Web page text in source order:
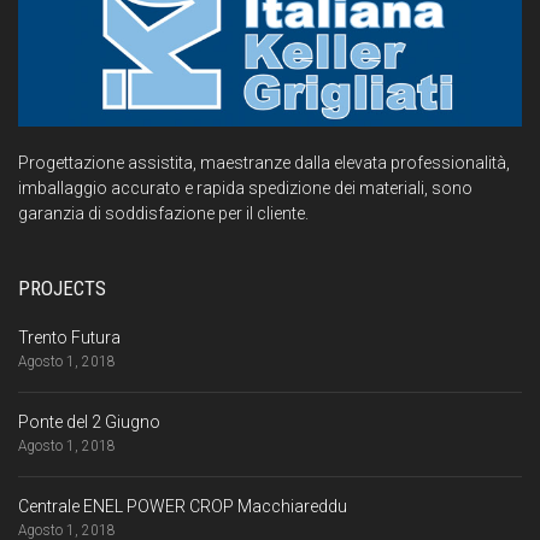
Progettazione assistita, maestranze dalla elevata professionalità,
imballaggio accurato e rapida spedizione dei materiali, sono
garanzia di soddisfazione per il cliente.
PROJECTS
Trento Futura
Agosto 1, 2018
Ponte del 2 Giugno
Agosto 1, 2018
Centrale ENEL POWER CROP Macchiareddu
Agosto 1, 2018